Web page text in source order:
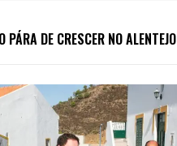
PÁRA DE CRESCER NO ALENTEJO